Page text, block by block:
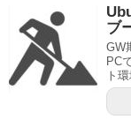
ブ
GW
PC
ト